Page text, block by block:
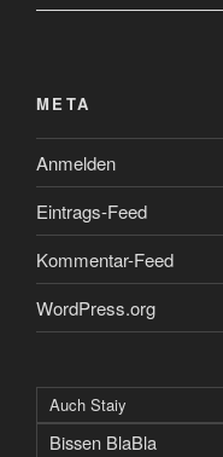
META
Anmelden
Eintrags-Feed
Kommentar-Feed
WordPress.org
Auch Staiy
Bissen BlaBla